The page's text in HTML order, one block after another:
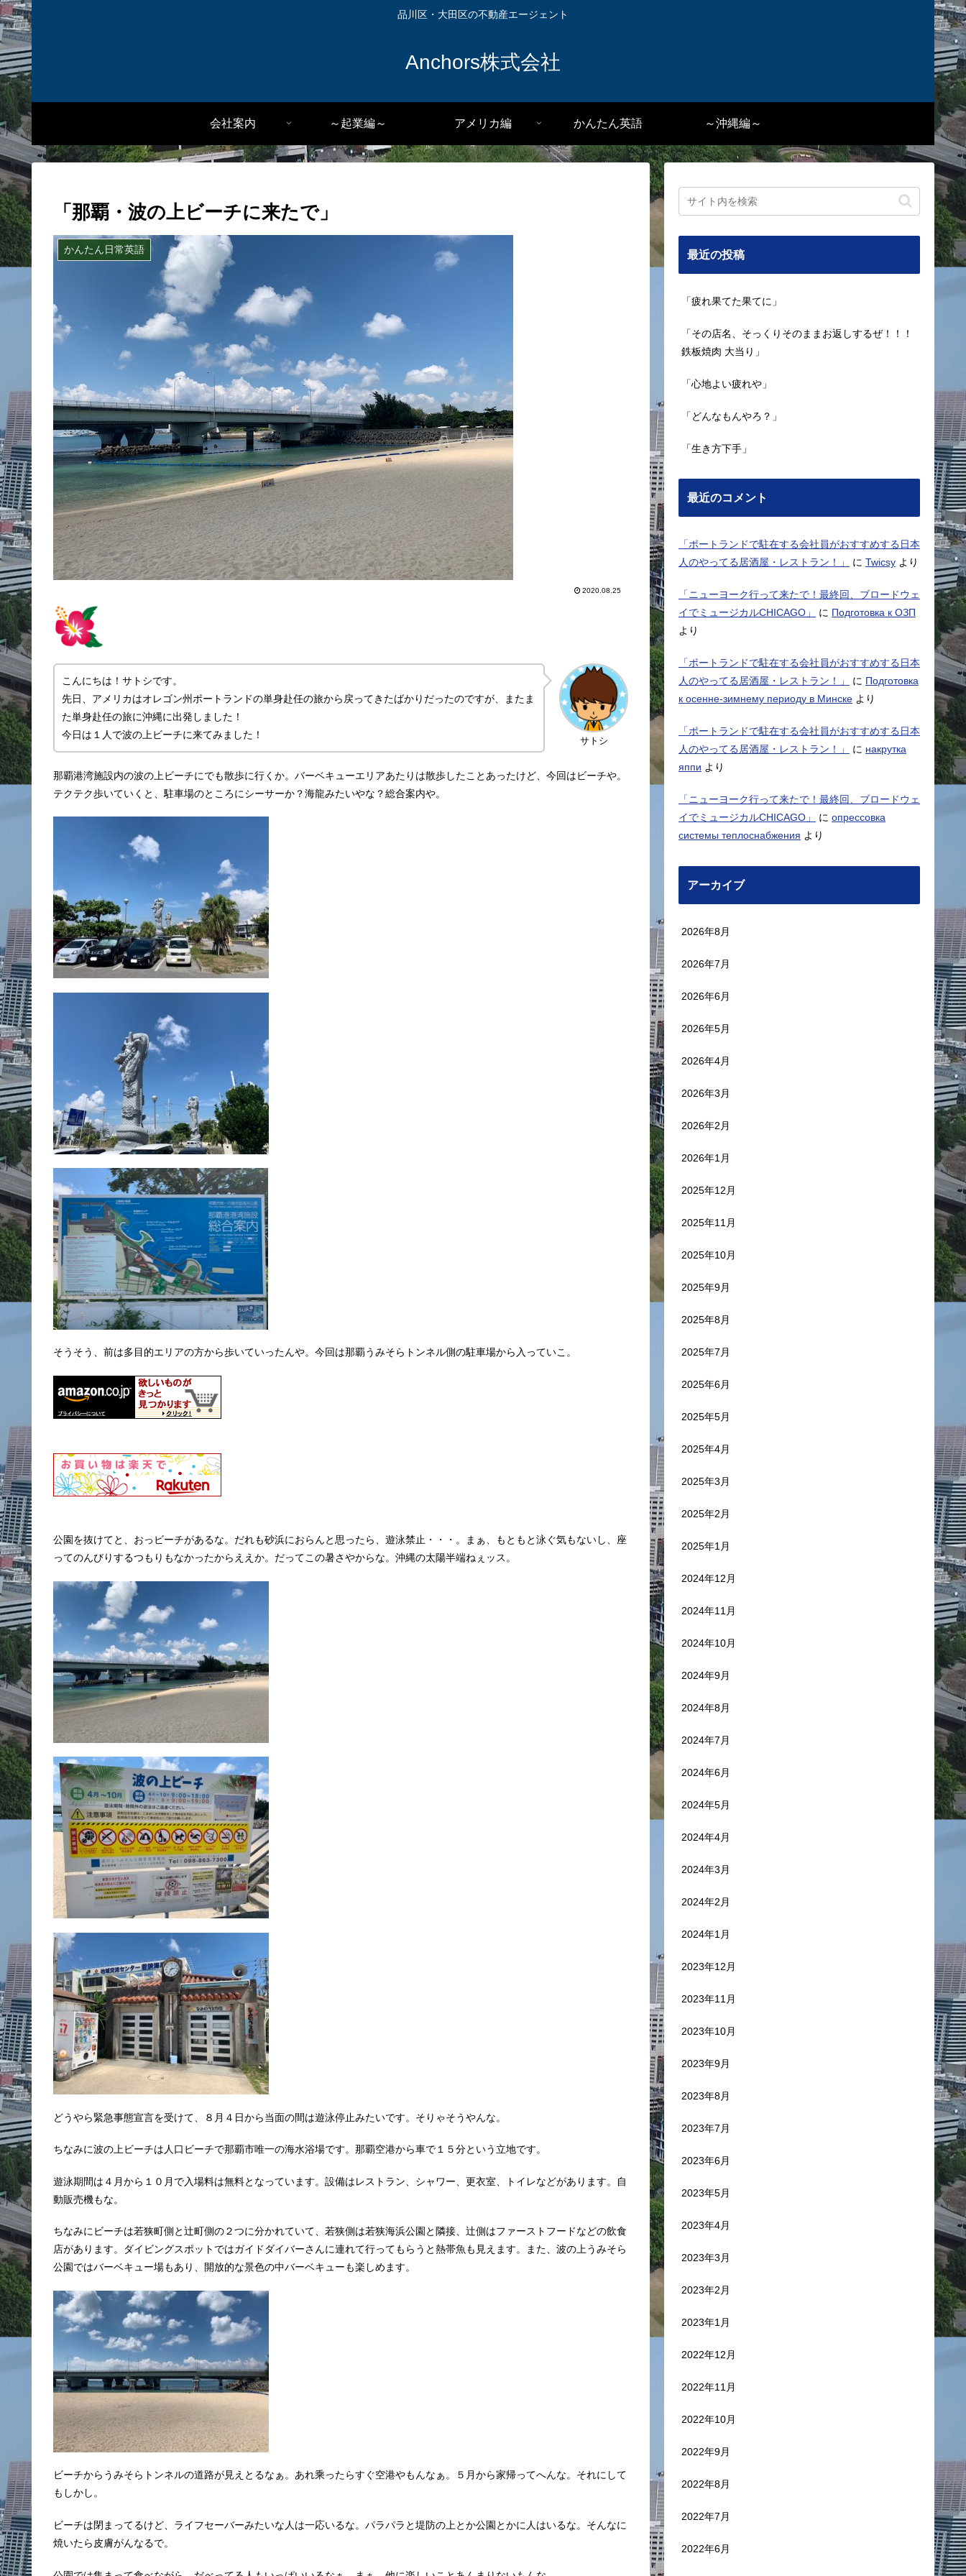
品川区・大田区の不動産エージェント
Anchors株式会社
会社案内 ～起業編～ アメリカ編 かんたん英語 ～沖縄編～
「那覇・波の上ビーチに来たで」
かんたん日常英語
2020.08.25
サトシ
こんにちは！サトシです。
先日、アメリカはオレゴン州ポートランドの単身赴任の旅から戻ってきたばかりだったのですが、またま
た単身赴任の旅に沖縄に出発しました！
今日は１人で波の上ビーチに来てみました！
那覇港湾施設内の波の上ビーチにでも散歩に行くか。バーベキューエリアあたりは散歩したことあったけど、今回はビーチや。
テクテク歩いていくと、駐車場のところにシーサーか？海龍みたいやな？総合案内や。
そうそう、前は多目的エリアの方から歩いていったんや。今回は那覇うみそらトンネル側の駐車場から入っていこ。
公園を抜けてと、おっビーチがあるな。だれも砂浜におらんと思ったら、遊泳禁止・・・。まぁ、もともと泳ぐ気もないし、座
ってのんびりするつもりもなかったからええか。だってこの暑さやからな。沖縄の太陽半端ねぇッス。
どうやら緊急事態宣言を受けて、８月４日から当面の間は遊泳停止みたいです。そりゃそうやんな。
ちなみに波の上ビーチは人口ビーチで那覇市唯一の海水浴場です。那覇空港から車で１５分という立地です。
遊泳期間は４月から１０月で入場料は無料となっています。設備はレストラン、シャワー、更衣室、トイレなどがあります。自
動販売機もな。
ちなみにビーチは若狭町側と辻町側の２つに分かれていて、若狭側は若狭海浜公園と隣接、辻側はファーストフードなどの飲食
店があります。ダイビングスポットではガイドダイバーさんに連れて行ってもらうと熱帯魚も見えます。また、波の上うみそら
公園ではバーベキュー場もあり、開放的な景色の中バーベキューも楽しめます。
ビーチからうみそらトンネルの道路が見えとるなぁ。あれ乘ったらすぐ空港やもんなぁ。５月から家帰ってへんな。それにして
もしかし。
ビーチは閉まってるけど、ライフセーバーみたいな人は一応いるな。パラパラと堤防の上とか公園とかに人はいるな。そんなに
焼いたら皮膚がんなるで。
最近の投稿
「疲れ果てた果てに」
「その店名、そっくりそのままお返しするぜ！！！
鉄板焼肉 大当り」
「心地よい疲れや」
「どんなもんやろ？」
「生き方下手」
最近のコメント
「ポートランドで駐在する会社員がおすすめする日本
人のやってる居酒屋・レストラン！」
に Twicsy より
「ニューヨーク行って来たで！最終回、ブロードウェ
イでミュージカルCHICAGO」
に Подготовка к ОЗП
より
「ポートランドで駐在する会社員がおすすめする日本
人のやってる居酒屋・レストラン！」
に Подготовка
к осенне-зимнему периоду в Минске より
「ポートランドで駐在する会社員がおすすめする日本
人のやってる居酒屋・レストラン！」
に накрутка
яппи より
「ニューヨーク行って来たで！最終回、ブロードウェ
イでミュージカルCHICAGO」
に опрессовка
системы теплоснабжения より
アーカイブ
2026年8月
2026年7月
2026年6月
2026年5月
2026年4月
2026年3月
2026年2月
2026年1月
2025年12月
2025年11月
2025年10月
2025年9月
2025年8月
2025年7月
2025年6月
2025年5月
2025年4月
2025年3月
2025年2月
2025年1月
2024年12月
2024年11月
2024年10月
2024年9月
2024年8月
2024年7月
2024年6月
2024年5月
2024年4月
2024年3月
2024年2月
2024年1月
2023年12月
2023年11月
2023年10月
2023年9月
2023年8月
2023年7月
2023年6月
2023年5月
2023年4月
2023年3月
2023年2月
2023年1月
2022年12月
2022年11月
2022年10月
2022年9月
2022年8月
2022年7月
2022年6月